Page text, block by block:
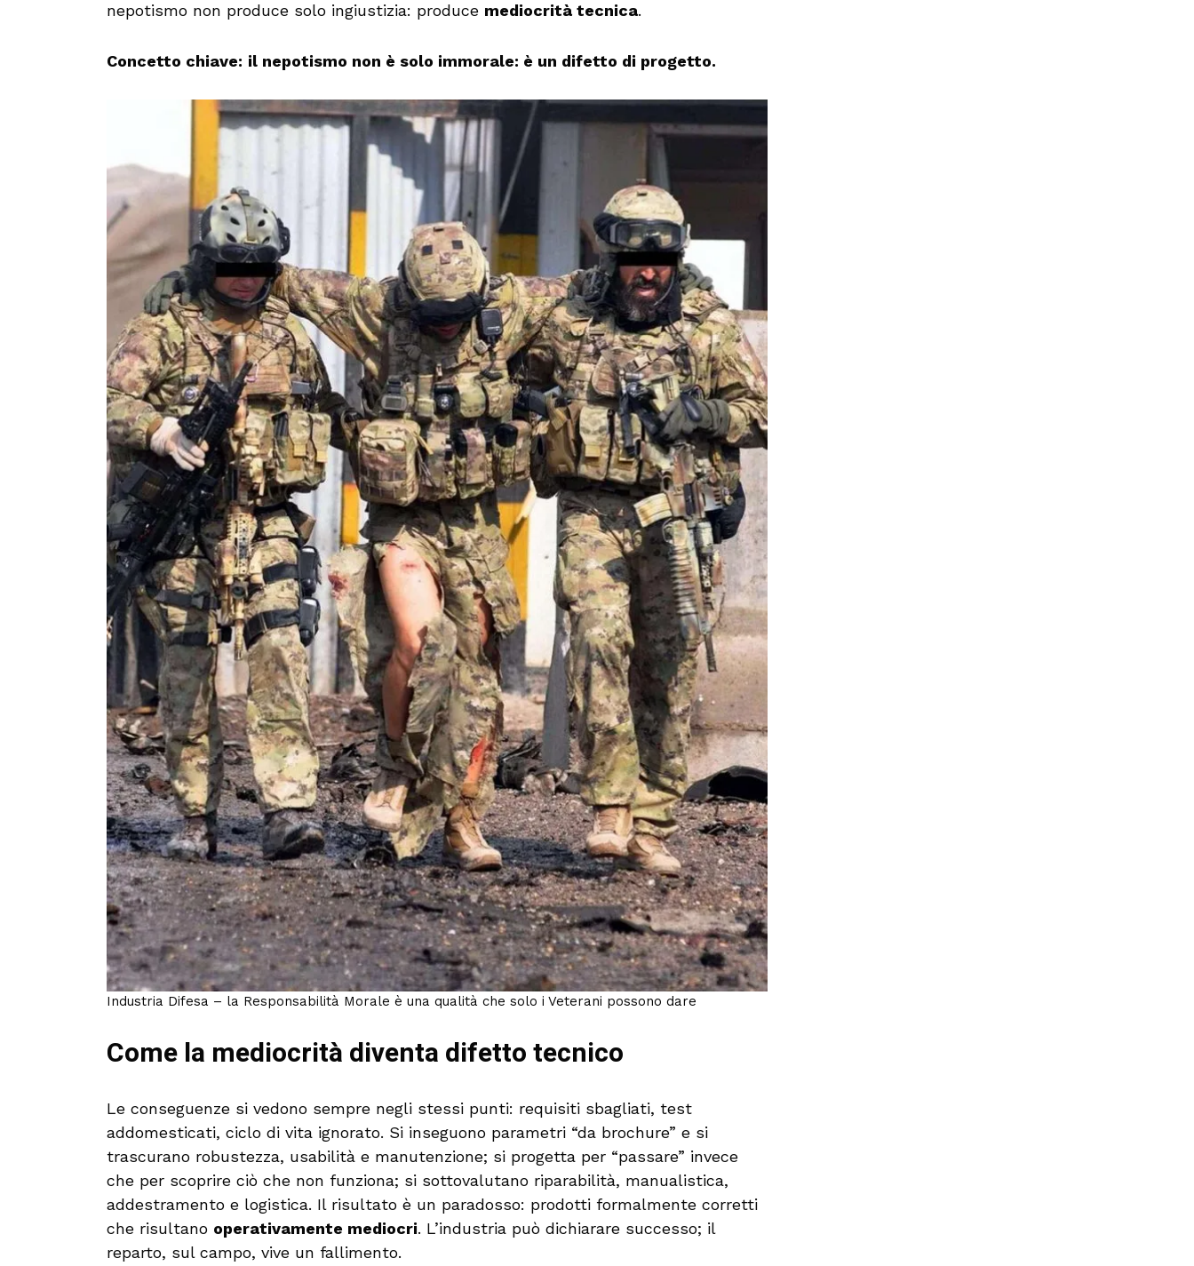
nepotismo non produce solo ingiustizia: produce mediocrità tecnica.
Concetto chiave: il nepotismo non è solo immorale: è un difetto di progetto.
Industria Difesa – la Responsabilità Morale è una qualità che solo i Veterani possono dare
Come la mediocrità diventa difetto tecnico
Le conseguenze si vedono sempre negli stessi punti: requisiti sbagliati, test
addomesticati, ciclo di vita ignorato. Si inseguono parametri “da brochure” e si
trascurano robustezza, usabilità e manutenzione; si progetta per “passare” invece
che per scoprire ciò che non funziona; si sottovalutano riparabilità, manualistica,
addestramento e logistica. Il risultato è un paradosso: prodotti formalmente corretti
che risultano operativamente mediocri. L’industria può dichiarare successo; il
reparto, sul campo, vive un fallimento.